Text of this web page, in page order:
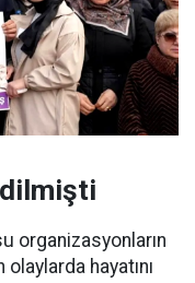
organizasyonların
hayatını